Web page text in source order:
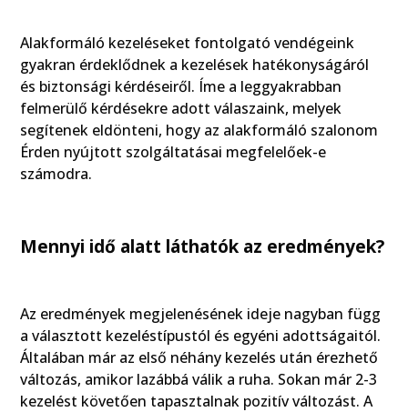
Alakformáló kezeléseket fontolgató vendégeink
gyakran érdeklődnek a kezelések hatékonyságáról
és biztonsági kérdéseiről. Íme a leggyakrabban
felmerülő kérdésekre adott válaszaink, melyek
segítenek eldönteni, hogy az alakformáló szalonom
Érden nyújtott szolgáltatásai megfelelőek-e
számodra.
Mennyi idő alatt láthatók az eredmények?
Az eredmények megjelenésének ideje nagyban függ
a választott kezeléstípustól és egyéni adottságaitól.
Általában már az első néhány kezelés után érezhető
változás, amikor lazábbá válik a ruha. Sokan már 2-3
kezelést követően tapasztalnak pozitív változást. A